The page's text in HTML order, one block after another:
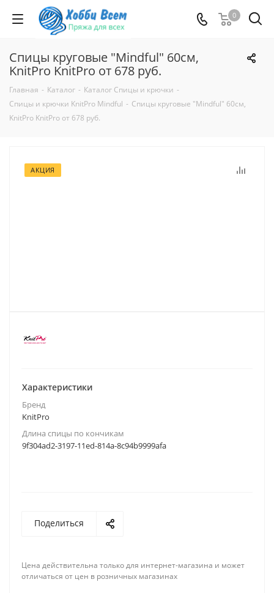
0
Спицы круговые "Mindful" 60см,
KnitPro KnitPro от 678 руб.
Главная - Каталог - Каталог Спицы и крючки -
Спицы и крючки KnitPro Mindful - Спицы круговые "Mindful" 60см,
KnitPro KnitPro от 678 руб.
АКЦИЯ
Характеристики
Бренд
KnitPro
Длина спицы по кончикам
9f304ad2-3197-11ed-814a-8c94b9999afa
Поделиться
Цена действительна только для интернет-магазина и может
отличаться от цен в розничных магазинах